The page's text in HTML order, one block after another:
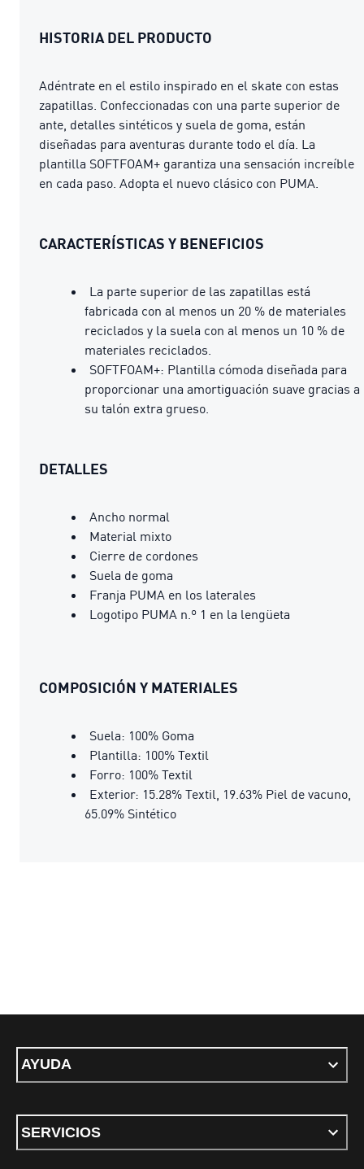
HISTORIA DEL PRODUCTO
Adéntrate en el estilo inspirado en el skate con estas
zapatillas. Confeccionadas con una parte superior de
ante, detalles sintéticos y suela de goma, están
diseñadas para aventuras durante todo el día. La
plantilla SOFTFOAM+ garantiza una sensación increíble
en cada paso. Adopta el nuevo clásico con PUMA.
CARACTERÍSTICAS Y BENEFICIOS
La parte superior de las zapatillas está
fabricada con al menos un 20 % de materiales
reciclados y la suela con al menos un 10 % de
materiales reciclados.
SOFTFOAM+: Plantilla cómoda diseñada para
proporcionar una amortiguación suave gracias a
su talón extra grueso.
DETALLES
Ancho normal
Material mixto
Cierre de cordones
Suela de goma
Franja PUMA en los laterales
Logotipo PUMA n.º 1 en la lengüeta
COMPOSICIÓN Y MATERIALES
Suela: 100% Goma
Plantilla: 100% Textil
Forro: 100% Textil
Exterior: 15.28% Textil, 19.63% Piel de vacuno,
65.09% Sintético
AYUDA
SERVICIOS